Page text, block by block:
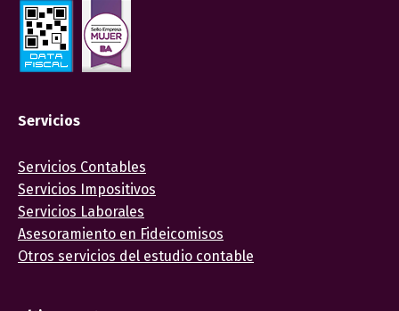
Servicios
Servicios Contables
Servicios Impositivos
Servicios Laborales
Asesoramiento en Fideicomisos
Otros servicios del estudio contable